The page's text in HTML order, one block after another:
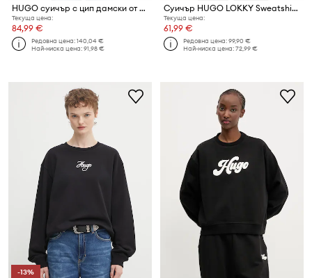
HUGO суичър с цип дамски от памук Dalfine
Текуща цена:
84,99 €
Редовна цена:140,04 €
Най-ниска цена:91,98 €
Суичър HUGO LOKKY Sweatshirt
Текуща цена:
61,99 €
Редовна цена:99,90 €
Най-ниска цена:72,99 €
-13%